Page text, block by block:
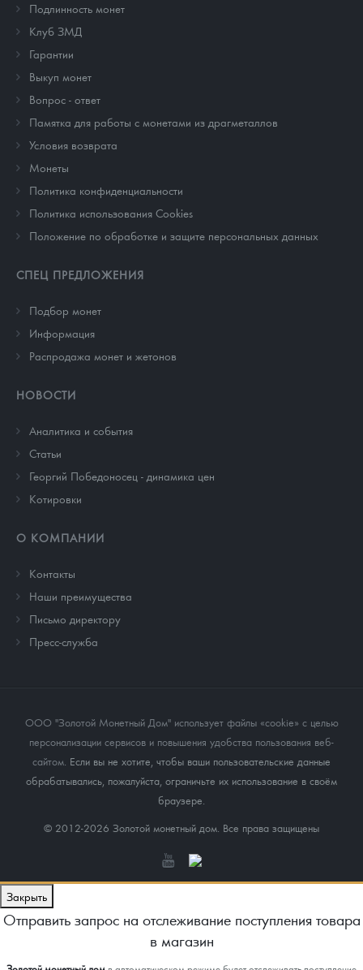
Подлинность монет
Клуб ЗМД
Гарантии
Выкуп монет
Вопрос - ответ
Памятка для работы с монетами из драгметаллов
Условия возврата
Монеты
Политика конфиденциальности
Политика использования Cookies
Положение по обработке и защите персональных данных
СПЕЦ ПРЕДЛОЖЕНИЯ
Подбор монет
Информация
Распродажа монет и жетонов
НОВОСТИ
Аналитика и события
Cтатьи
Георгий Победоносец - динамика цен
Котировки
О КОМПАНИИ
Контакты
Наши преимущества
Письмо директору
Пресс-служба
ООО "Золотой Монетный Дом" использует файлы «cookie» с целью
персонализации сервисов и повышения удобства пользования веб-
сайтом. Если вы не хотите, чтобы ваши пользовательские данные
обрабатывались, пожалуйста, ограничьте их использование в своём
браузере.
© 2012-2026 Золотой монетный дом. Все права защищены
Закрыть
Отправить запрос на отслеживание поступления товара
в магазин